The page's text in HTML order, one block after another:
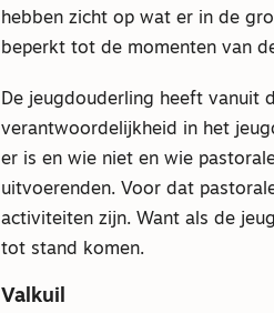
hebben zicht op wat er in de
beperkt tot de momenten van
De jeugdouderling heeft vanuit
verantwoordelijkheid in het
er is en wie niet en wie
uitvoerenden. Voor dat
activiteiten zijn. Want als de
tot stand komen.
Valkuil